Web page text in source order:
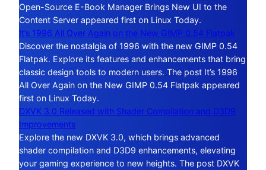
Open-Source E-Book Manager Brings New UI to the
Content Server appeared first on Linux Today.
It’s 1996 All Over Again on the New GIMP 0.54 Flatpak
Discover the nostalgia of 1996 with the new GIMP 0.54
Flatpak. Explore its features and enhancements that bring
classic design tools to modern users. The post It’s 1996
All Over Again on the New GIMP 0.54 Flatpak appeared
first on Linux Today.
DXVK 3.0 Released with Shader Compilation and D3D9
Improvements
Explore the new DXVK 3.0, which brings advanced
shader compilation and D3D9 enhancements, elevating
your gaming experience to new heights. The post DXVK